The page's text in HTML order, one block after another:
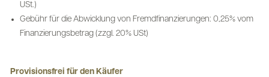
USt.)
Gebühr für die Abwicklung von Fremdfinanzierungen: 0,25% vom
Finanzierungsbetrag (zzgl. 20% USt)
Provisionsfrei für den Käufer